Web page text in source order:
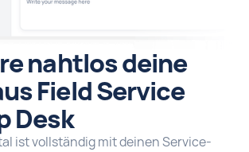
nahtlos deine
Field Service
Desk
ist vollständig mit deinen Service-